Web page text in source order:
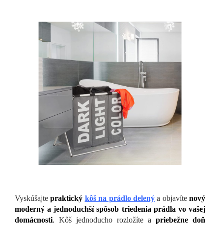
Vyskúšajtepraktický kôš na prádlo delenýa objavíte nový
moderný a jednoduchší spôsob triedenia prádla vo vašej
domácnosti. Kôš jednoducho rozložíte a priebežne doň